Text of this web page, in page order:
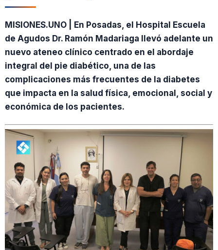
MISIONES.UNO | En Posadas, el Hospital Escuela
de Agudos Dr. Ramón Madariaga llevó adelante un
nuevo ateneo clínico centrado en el abordaje
integral del pie diabético, una de las
complicaciones más frecuentes de la diabetes
que impacta en la salud física, emocional, social y
económica de los pacientes.